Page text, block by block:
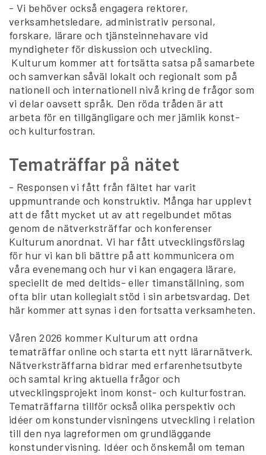
- Vi behöver också engagera rektorer,
verksamhetsledare, administrativ personal,
forskare, lärare och tjänsteinnehavare vid
myndigheter för diskussion och utveckling.
Kulturum kommer att fortsätta satsa på samarbete
och samverkan såväl lokalt och regionalt som på
nationell och internationell nivå kring de frågor som
vi delar oavsett språk. Den röda tråden är att
arbeta för en tillgängligare och mer jämlik konst-
och kulturfostran.
Tematräffar på nätet
- Responsen vi fått från fältet har varit
uppmuntrande och konstruktiv. Många har upplevt
att de fått mycket ut av att regelbundet mötas
genom de nätverksträffar och konferenser
Kulturum anordnat. Vi har fått utvecklingsförslag
för hur vi kan bli bättre på att kommunicera om
våra evenemang och hur vi kan engagera lärare,
speciellt de med deltids- eller timanställning, som
ofta blir utan kollegialt stöd i sin arbetsvardag. Det
här kommer att synas i den fortsatta verksamheten.
Våren 2026 kommer Kulturum att ordna
tematräffar online och starta ett nytt lärarnätverk.
Nätverksträffarna bidrar med erfarenhetsutbyte
och samtal kring aktuella frågor och
utvecklingsprojekt inom konst- och kulturfostran.
Tematräffarna tillför också olika perspektiv och
idéer om konstundervisningens utveckling i relation
till den nya lagreformen om grundläggande
konstundervisning. Idéer och önskemål om teman